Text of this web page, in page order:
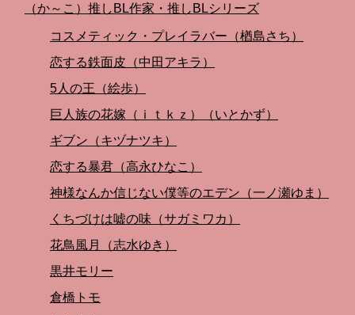
（か～こ）推しBL作家・推しBLシリーズ
コスメティック・プレイラバー（楢島さち）
恋する鉄面皮（中田アキラ）
5人の王（絵歩）
巨人族の花嫁（ｉｔｋｚ）（いとかず）
ギブン（キヅナツキ）
恋する暴君（高永ひなこ）
神様なんか信じない僕等のエデン（一ノ瀬ゆま）
くちづけは嘘の味（サガミワカ）
花鳥風月（志水ゆき）
黒井モリー
倉橋トモ